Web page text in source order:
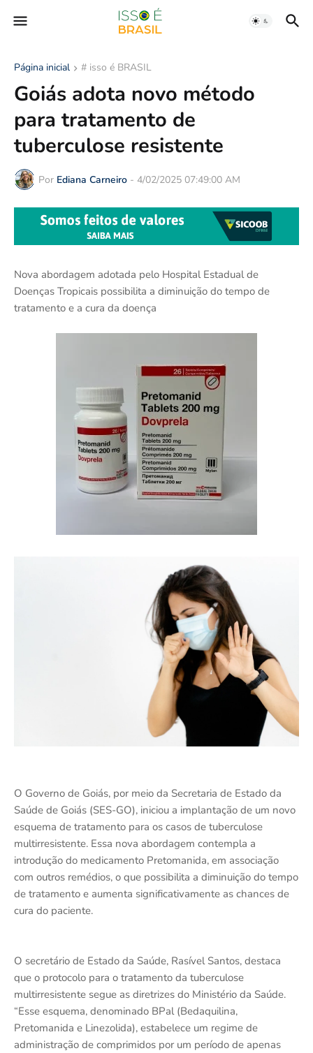
Página inicial # isso é BRASIL
Goiás adota novo método
para tratamento de
tuberculose resistente
Por Ediana Carneiro - 4/02/2025 07:49:00 AM
Nova abordagem adotada pelo Hospital Estadual de
Doenças Tropicais possibilita a diminuição do tempo de
tratamento e a cura da doença
O Governo de Goiás, por meio da Secretaria de Estado da
Saúde de Goiás (SES-GO), iniciou a implantação de um novo
esquema de tratamento para os casos de tuberculose
multirresistente. Essa nova abordagem contempla a
introdução do medicamento Pretomanida, em associação
com outros remédios, o que possibilita a diminuição do tempo
de tratamento e aumenta significativamente as chances de
cura do paciente.
O secretário de Estado da Saúde, Rasível Santos, destaca
que o protocolo para o tratamento da tuberculose
multirresistente segue as diretrizes do Ministério da Saúde.
“Esse esquema, denominado BPal (Bedaquilina,
Pretomanida e Linezolida), estabelece um regime de
administração de comprimidos por um período de apenas